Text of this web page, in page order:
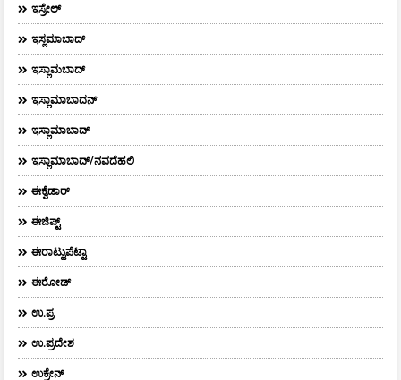
ಇಸ್ರೇಲ್
ಇಸ್ಲಮಾಬಾದ್
ಇಸ್ಲಾಮಬಾದ್
ಇಸ್ಲಾಮಾಬಾದನ್
ಇಸ್ಲಾಮಾಬಾದ್
ಇಸ್ಲಾಮಾಬಾದ್/ನವದೆಹಲಿ
ಈಕ್ವೆಡಾರ್‌
ಈಜಿಪ್ಟ್
ಈರಾಟ್ಟುಪೆಟ್ಟಾ
ಈರೋಡ್
ಉ.ಪ್ರ
ಉ.ಪ್ರದೇಶ
ಉಕ್ರೇನ್